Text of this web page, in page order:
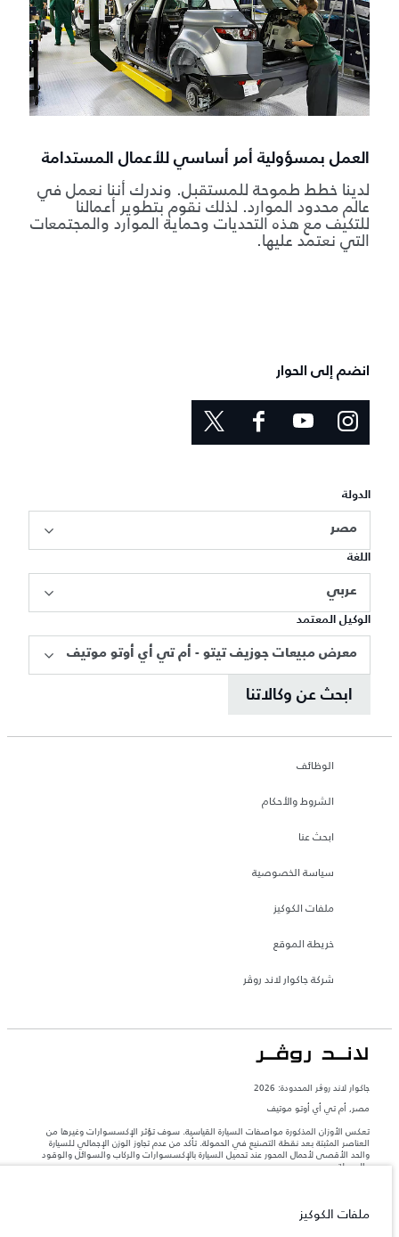
العمل بمسؤولية أمر أساسي للأعمال المستدامة
لدينا خطط طموحة للمستقبل. وندرك أننا نعمل في
عالم محدود الموارد. لذلك نقوم بتطوير أعمالنا
للتكيف مع هذه التحديات وحماية الموارد والمجتمعات
التي نعتمد عليها.
انضم إلى الحوار
الدولة
مصر
اللغة
عربي
الوكيل المعتمد
معرض مبيعات جوزيف تيتو - أم تي أي أوتو موتيف
ابحث عن وكالاتنا
الوظائف
الشروط والأحكام
ابحث عنا
سياسة الخصوصية
ملفات الكوكيز
خريطة الموقع
شركة جاكوار لاند روڤر
جاكوار لاند روڨر المحدودة: 2026
مصر, أم تي أي أوتو موتيف
تعكس الأوزان المذكورة مواصفات السيارة القياسية. سوف تؤثر الإكسسوارات وغيرها من
العناصر المثبتة بعد نقطة التصنيع في الحمولة. تأكد من عدم تجاوز الوزن الإجمالي للسيارة
والحد الأقصى لأحمال المحور عند تحميل السيارة بالإكسسوارات والركاب والسوائل والوقود
والحمولة.
المعلومات والمواصفات والأسعار والألوان المذكورة على هذا الموقع قد تختلف من بلد إلى
آخر، كما أنّها قد تتغير بدون إشعار مسبق. الرجاء التواصل مع وكيلنا المحلي للتأكد من توفّرها
ملفات الكوكيز